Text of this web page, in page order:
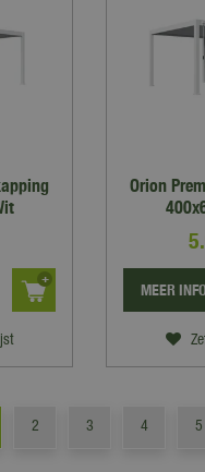
Orion
MEER
2 3 4 5